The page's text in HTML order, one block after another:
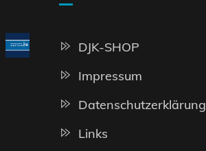
DJK-SHOP
Impressum
Datenschutzerklärung
Links